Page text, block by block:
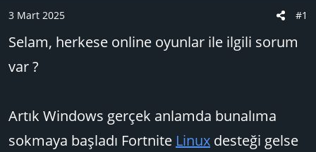
B
ş
l
a
a
ç
i
h
i
3 Mart 2025 #1
Selam, herkese online oyunlar ile ilgili sorum
var ?
Artık Windows gerçek anlamda bunalıma
sokmaya başladı Fortnite Linux desteği gelse